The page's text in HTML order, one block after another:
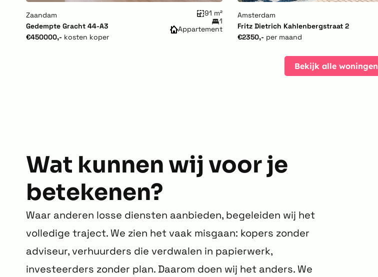
Zaandam
Gedempte Gracht 44-A3
€450000,- kosten koper
91 m²
1
Appartement
Amsterdam
Fritz Dietrich Kahlenbergstraat 2
€2350,- per maand
Bekijk alle woningen
Wat kunnen wij voor je
betekenen?
Waar anderen losse diensten aanbieden, begeleiden wij het
volledige traject. We zien het vaak misgaan: kopers zonder
adviseur, verhuurders die verdwalen in papierwerk,
investeerders zonder plan. Daarom doen wij het anders. We